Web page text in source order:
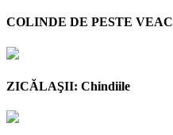
COLINDE DE PESTE VEAC
ZICĂLAŞII: Chindiile